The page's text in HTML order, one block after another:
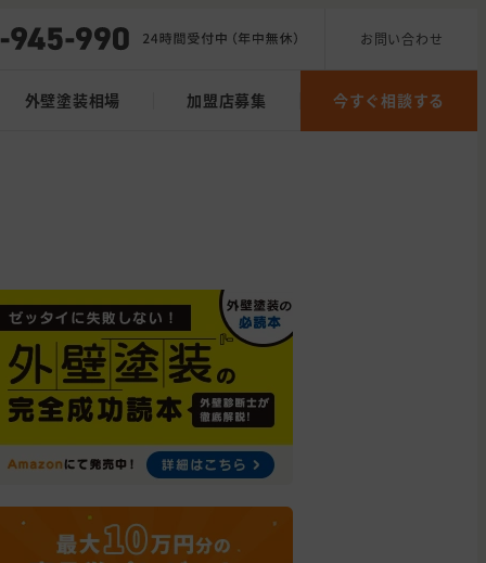
お問い合わせ
外壁塗装相場 加盟店募集 今すぐ相談する